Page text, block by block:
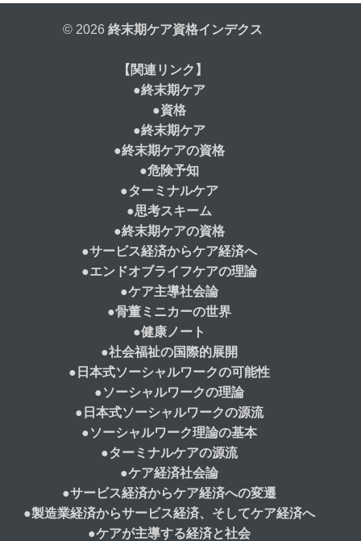
© 2026 終末期ケア資格インデクス
【関連リンク】
●終末期ケア
●資格
●終末期ケア
●終末期ケアの資格
●危険予知
●ターミナルケア
●思考スキーム
●終末期ケアの資格
●サービス経済からケア経済へ
●エンドオブライフケアの理論
●ケア主導社会論
●骨董ミニカーの世界
●健康ノート
●社会福祉の国際的展開
● 日本式ソーシャルワークの可能性
●ソーシャルワークの理論
● 日本式ソーシャルワークの源流
●ソーシャルワーク理論の基本
●ターミナルケアの源流
●ケア経済社会論
●サービス経済からケア経済への変遷
●製造業経済からサービス経済、そしてケア経済へ
●ケアが主導する経済と社会